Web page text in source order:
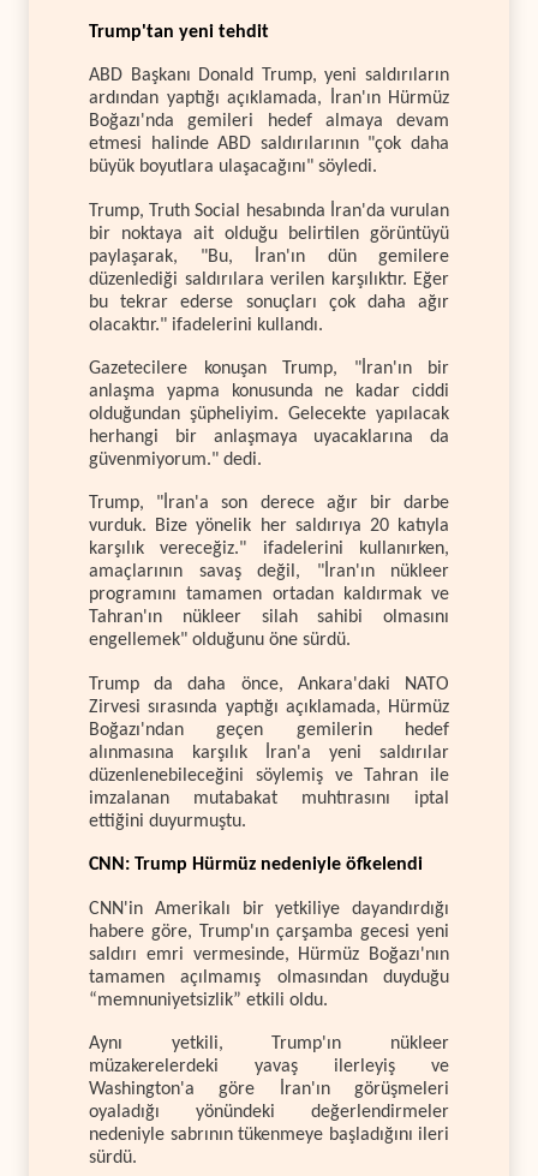
Trump'tan yeni tehdit
ABD Başkanı Donald Trump, yeni saldırıların
ardından yaptığı açıklamada, İran'ın Hürmüz
Boğazı'nda gemileri hedef almaya devam
etmesi halinde ABD saldırılarının "çok daha
büyük boyutlara ulaşacağını" söyledi.
Trump, Truth Social hesabında İran'da vurulan
bir noktaya ait olduğu belirtilen görüntüyü
paylaşarak, "Bu, İran'ın dün gemilere
düzenlediği saldırılara verilen karşılıktır. Eğer
bu tekrar ederse sonuçları çok daha ağır
olacaktır." ifadelerini kullandı.
Gazetecilere konuşan Trump, "İran'ın bir
anlaşma yapma konusunda ne kadar ciddi
olduğundan şüpheliyim. Gelecekte yapılacak
herhangi bir anlaşmaya uyacaklarına da
güvenmiyorum." dedi.
Trump, "İran'a son derece ağır bir darbe
vurduk. Bize yönelik her saldırıya 20 katıyla
karşılık vereceğiz." ifadelerini kullanırken,
amaçlarının savaş değil, "İran'ın nükleer
programını tamamen ortadan kaldırmak ve
Tahran'ın nükleer silah sahibi olmasını
engellemek" olduğunu öne sürdü.
Trump da daha önce, Ankara'daki NATO
Zirvesi sırasında yaptığı açıklamada, Hürmüz
Boğazı'ndan geçen gemilerin hedef
alınmasına karşılık İran'a yeni saldırılar
düzenlenebileceğini söylemiş ve Tahran ile
imzalanan mutabakat muhtırasını iptal
ettiğini duyurmuştu.
CNN: Trump Hürmüz nedeniyle öfkelendi
CNN'in Amerikalı bir yetkiliye dayandırdığı
habere göre, Trump'ın çarşamba gecesi yeni
saldırı emri vermesinde, Hürmüz Boğazı'nın
tamamen açılmamış olmasından duyduğu
“memnuniyetsizlik” etkili oldu.
Aynı yetkili, Trump'ın nükleer
müzakerelerdeki yavaş ilerleyiş ve
Washington'a göre İran'ın görüşmeleri
oyaladığı yönündeki değerlendirmeler
nedeniyle sabrının tükenmeye başladığını ileri
sürdü.